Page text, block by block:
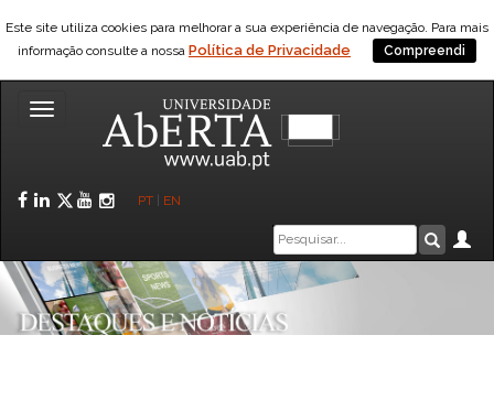
Este site utiliza cookies para melhorar a sua experiência de navegação. Para mais
informação consulte a nossa Política de Privacidade Compreendi
Toggle
Facebook
LinkedIn
Twitter
YouTube
Instagram
PT EN
Caixa
de
pesquisa